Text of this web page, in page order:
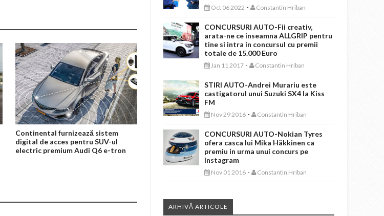
Continental furnizează sistem
digital de acces pentru SUV-ul
electric premium Audi Q6 e-tron
Oct 06 2022 - Constantin Hriban
CONCURSURI AUTO-Fii creativ,
arata-ne ce inseamna ALLGRIP pentru
tine si intra in concursul cu premii
totale de 15.000 Euro
Jan 11 2017 - Constantin Hriban
STIRI AUTO-Andrei Murariu este
castigatorul unui Suzuki SX4 la Kiss
FM
Nov 29 2016 - Constantin Hriban
CONCURSURI AUTO-Nokian Tyres
ofera casca lui Mika Häkkinen ca
premiu in urma unui concurs pe
Instagram
Nov 01 2016 - Constantin Hriban
ARHIVĂ ARTICOLE